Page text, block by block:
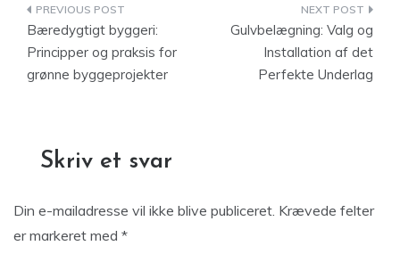
Indlægsnavigation
Bæredygtigt byggeri:
Principper og praksis for
grønne byggeprojekter
Gulvbelægning: Valg og
Installation af det
Perfekte Underlag
Skriv et svar
Din e-mailadresse vil ikke blive publiceret. Krævede felter
er markeret med *